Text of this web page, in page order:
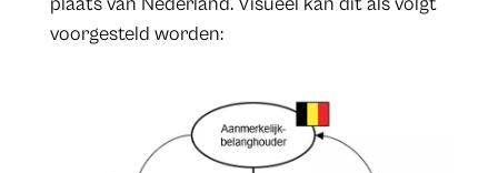
voorgesteld worden: